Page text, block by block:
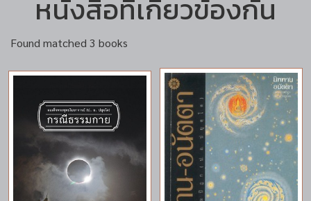
หนังสือที่เกี่ยวข้องกัน
Found matched 3 books